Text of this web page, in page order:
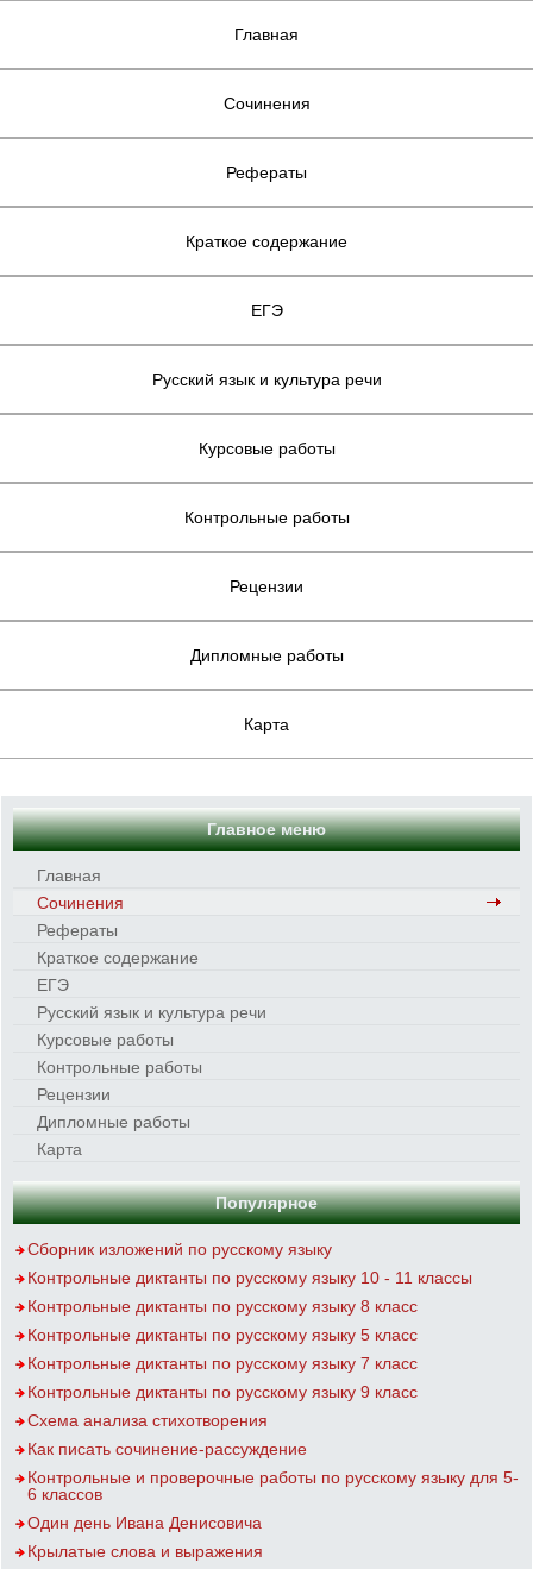
Главная
Сочинения
Рефераты
Краткое содержание
ЕГЭ
Русский язык и культура речи
Курсовые работы
Контрольные работы
Рецензии
Дипломные работы
Карта
Главное меню
Главная
Сочинения
Рефераты
Краткое содержание
ЕГЭ
Русский язык и культура речи
Курсовые работы
Контрольные работы
Рецензии
Дипломные работы
Карта
Популярное
Сборник изложений по русскому языку
Контрольные диктанты по русскому языку 10 - 11 классы
Контрольные диктанты по русскому языку 8 класс
Контрольные диктанты по русскому языку 5 класс
Контрольные диктанты по русскому языку 7 класс
Контрольные диктанты по русскому языку 9 класс
Схема анализа стихотворения
Как писать сочинение-рассуждение
Контрольные и проверочные работы по русскому языку для 5-
6 классов
Один день Ивана Денисовича
Крылатые слова и выражения